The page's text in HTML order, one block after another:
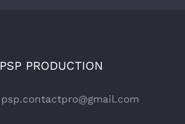
PSP PRODUCTION
psp.contactpro@gmail.com